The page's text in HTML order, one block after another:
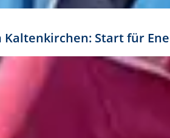
Kaltenkirchen: Start für